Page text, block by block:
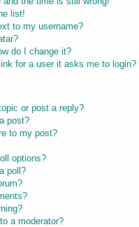
list!
to my username?
do I change it?
for a user it asks me to login?
or post a reply?
post?
to my post?
options?
poll?
a moderator?